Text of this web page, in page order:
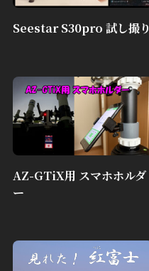
Seestar S30pro 試し撮り
AZ-GTiX用 スマホホルダ
ー